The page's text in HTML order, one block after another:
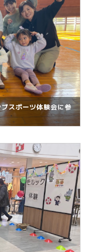
スポーツ体験会に参